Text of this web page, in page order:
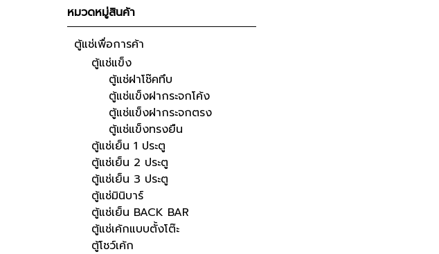
หมวดหมู่สินค้า
ตู้แช่เพื่อการค้า
ตู้แช่แข็ง
ตู้แช่ฝาโช๊คทึบ
ตู้แช่แข็งฝากระจกโค้ง
ตู้แช่แข็งฝากระจกตรง
ตู้แช่แข็งทรงยืน
ตู้แช่เย็น 1 ประตู
ตู้แช่เย็น 2 ประตู
ตู้แช่เย็น 3 ประตู
ตู้แช่มินิบาร์
ตู้แช่เย็น BACK BAR
ตู้แช่เค้กแบบตั้งโต๊ะ
ตู้โชว์เค้ก